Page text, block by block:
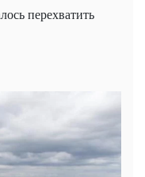
перехватить